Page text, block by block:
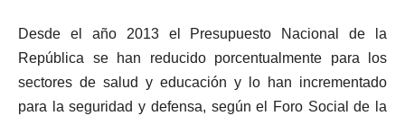
Desde el año 2013 el Presupuesto Nacional de la
República se han reducido porcentualmente para los
sectores de salud y educación y lo han incrementado
para la seguridad y defensa, según el Foro Social de la